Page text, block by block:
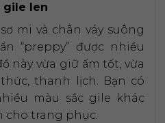
gile len
mi và chân váy suông
“preppy” được nhiều
này vừa giữ ấm tốt, vừa
thanh lịch. Bạn có
màu sắc gile khác
cho trang phục.